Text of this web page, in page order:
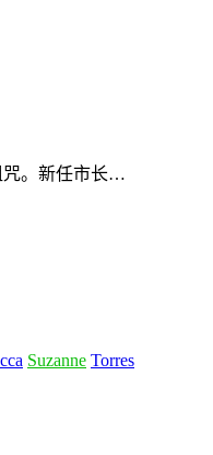
咒。新任市长…
Suzanne Torres